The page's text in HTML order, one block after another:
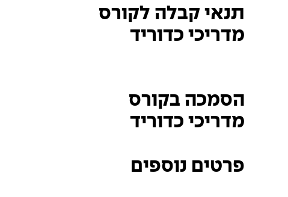
תנאי קבלה לקורס
מדריכי כדוריד
הסמכה בקורס
מדריכי כדוריד
פרטים נוספים